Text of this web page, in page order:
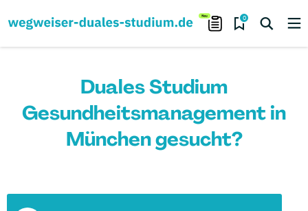
0
Duales Studium
Gesundheitsmanagement in
München gesucht?